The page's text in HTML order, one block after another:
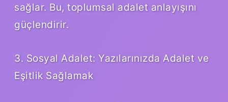
sağlar. Bu, toplumsal adalet anlayışını
güçlendirir.
3. Sosyal Adalet: Yazılarınızda Adalet ve
Eşitlik Sağlamak